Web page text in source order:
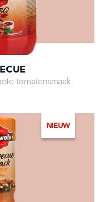
tomatensmaak
NIEUW